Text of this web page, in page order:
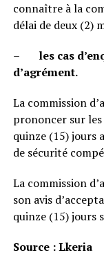
connaître à la
délai de deux (2)
– les cas
d’agrément.
La commission
prononcer sur les
quinze (15) jours
de sécurité
La commission
son avis
quinze (15) jours
Source : Lkeria